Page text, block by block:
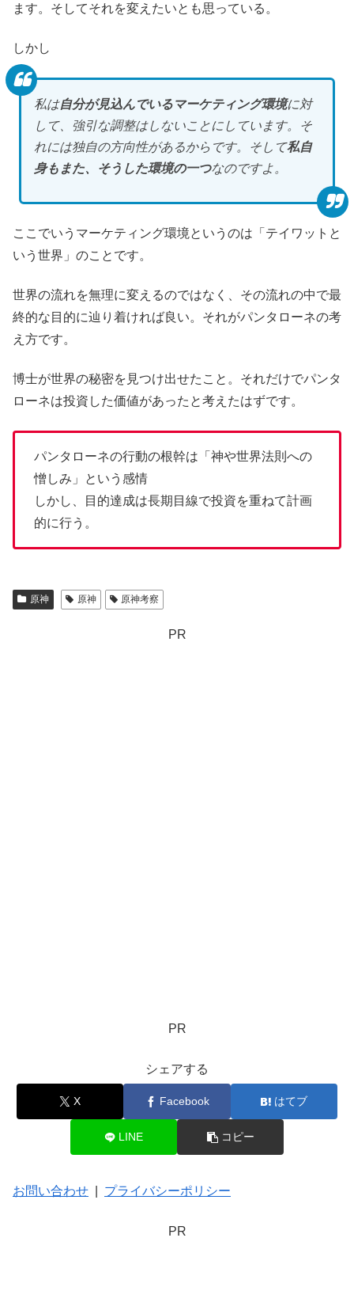
ます。そしてそれを変えたいとも思っている。
しかし
私は自分が見込んでいるマーケティング環境に対
して、強引な調整はしないことにしています。そ
れには独自の方向性があるからです。そして私自
身もまた、そうした環境の一つなのですよ。
ここでいうマーケティング環境というのは「テイワットと
いう世界」のことです。
世界の流れを無理に変えるのではなく、その流れの中で最
終的な目的に辿り着ければ良い。それがパンタローネの考
え方です。
博士が世界の秘密を見つけ出せたこと。それだけでパンタ
ローネは投資した価値があったと考えたはずです。
パンタローネの行動の根幹は「神や世界法則への
憎しみ」という感情
しかし、目的達成は長期目線で投資を重ねて計画
的に行う。
原神 原神 原神考察
PR
PR
シェアする
X Facebook はてブ
LINE コピー
お問い合わせ プライバシーポリシー
PR